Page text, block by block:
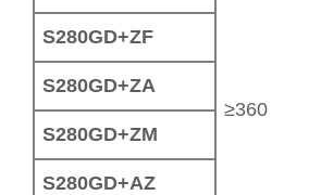
≥360
S280GD+ZF
S280GD+ZA
S280GD+ZM
S280GD+AZ